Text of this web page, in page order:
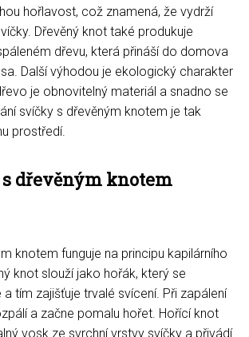
hořlavost, což znamená, že vydrží
Dřevěný knot také produkuje
dřevu, která přináší do domova
Další výhodou je ekologický charakter
je obnovitelný materiál a snadno se
svíčky s dřevěným knotem je tak
prostředí.
dřevěným knotem
knotem funguje na principu kapilárního
knot slouží jako hořák, který se
a tím zajišťuje trvalé svícení. Při zapálení
a začne pomalu hořet. Hořící knot
vosk ze svrchní vrstvy svíčky a přivádí